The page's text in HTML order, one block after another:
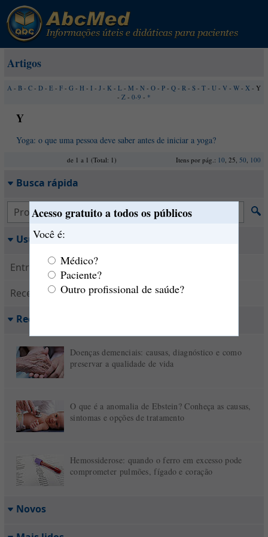
Acesso gratuito a todos os públicos
Você é:
Médico?
Paciente?
Outro profissional de saúde?
Artigos
A - B - C - D - E - F - G - H - I - J - K - L - M - N - O - P - Q - R - S - T - U - V - W - X - Y
- Z - 0-9 - *
Y
Yoga: o que uma pessoa deve saber antes de iniciar a yoga?
Itens por pág.: 10, 25, 50, 100
de 1 a 1 (Total: 1)
Busca rápida
Usuário
Entrar
Receber conteúdos
Recomendados para você
Doenças demenciais: causas, diagnóstico e como
preservar a qualidade de vida
O que é a anomalia de Ebstein? Conheça as causas,
sintomas e opções de tratamento
Hemossiderose: quando o ferro em excesso pode
comprometer pulmões, fígado e coração
Novos